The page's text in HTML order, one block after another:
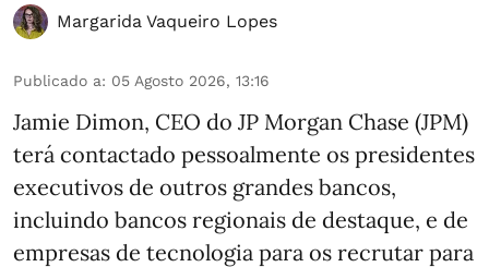
Margarida Vaqueiro Lopes
Publicado a: 05 Agosto 2026, 13:16
Jamie Dimon, CEO do JP Morgan Chase (JPM)
terá contactado pessoalmente os presidentes
executivos de outros grandes bancos,
incluindo bancos regionais de destaque, e de
empresas de tecnologia para os recrutar para